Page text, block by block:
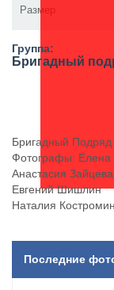
Размер
Группа:
Бригадный
Бригадный
Фотографы: Елена
Анастасия Зайцева
Евгений Шишлин
Наталия
Последние